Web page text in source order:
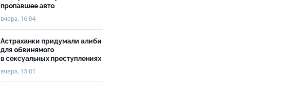
пропавшее авто
вчера, 16:04
Астраханки придумали алиби
для обвинямого
в сексуальных преступлениях
вчера, 15:01